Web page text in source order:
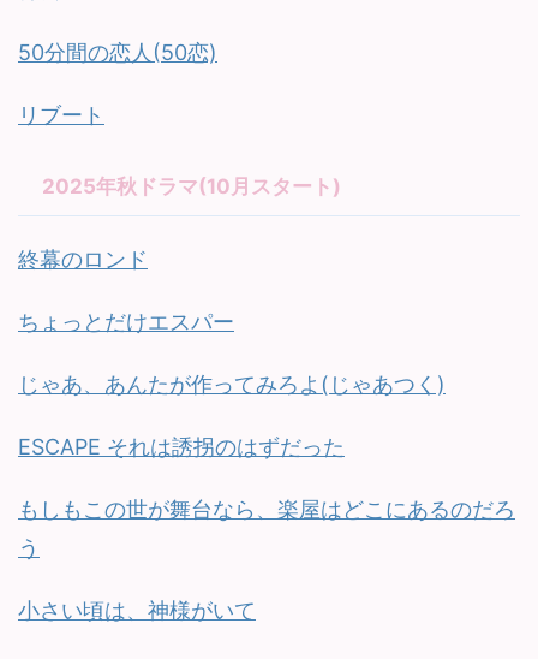
50分間の恋人(50恋)
リブート
2025年秋ドラマ(10月スタート)
終幕のロンド
ちょっとだけエスパー
じゃあ、あんたが作ってみろよ(じゃあつく)
ESCAPE それは誘拐のはずだった
もしもこの世が舞台なら、楽屋はどこにあるのだろ
う
小さい頃は、神様がいて